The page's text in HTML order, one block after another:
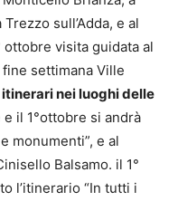
sull’Adda, e al
ottobre visita guidata al
settimana Ville
itinerari nei luoghi delle
il 1°ottobre si andrà
monumenti”, e al
Balsamo. il 1°
l’itinerario “In tutti i